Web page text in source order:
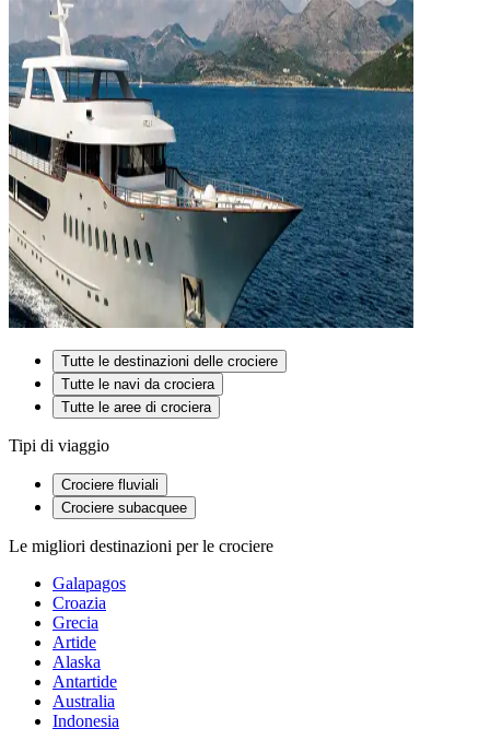
Tutte le destinazioni delle crociere
Tutte le navi da crociera
Tutte le aree di crociera
Tipi di viaggio
Crociere fluviali
Crociere subacquee
Le migliori destinazioni per le crociere
Galapagos
Croazia
Grecia
Artide
Alaska
Antartide
Australia
Indonesia